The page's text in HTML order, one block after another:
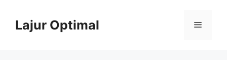
contentLajur Optimal Menu